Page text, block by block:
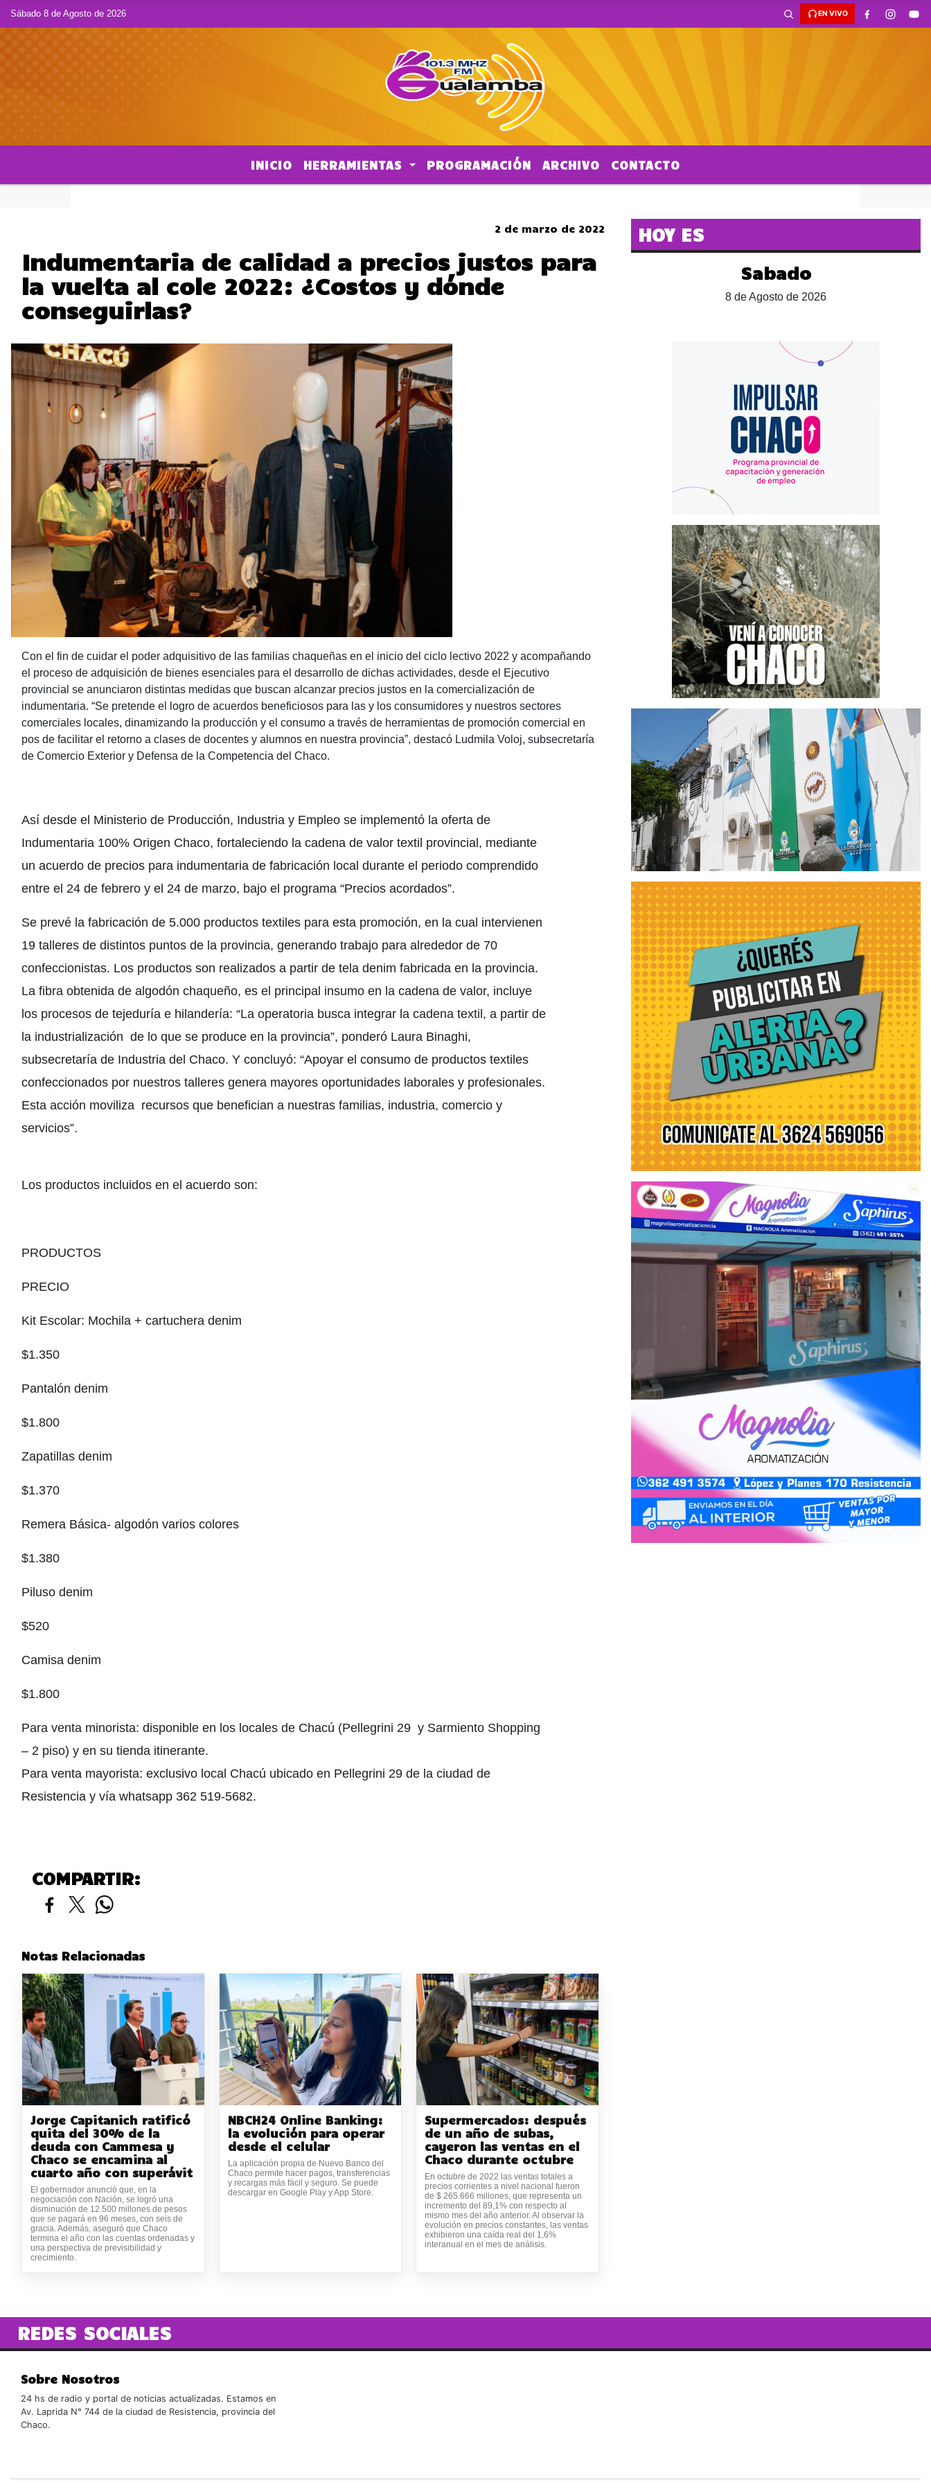
Sábado 8 de Agosto de 2026 EN VIVO
INICIO HERRAMIENTAS PROGRAMACIÓN ARCHIVO CONTACTO
2 de marzo de 2022
Indumentaria de calidad a precios justos para
la vuelta al cole 2022: ¿Costos y dónde
conseguirlas?
Con el fin de cuidar el poder adquisitivo de las familias chaqueñas en el inicio del ciclo lectivo 2022 y acompañando
el proceso de adquisición de bienes esenciales para el desarrollo de dichas actividades, desde el Ejecutivo
provincial se anunciaron distintas medidas que buscan alcanzar precios justos en la comercialización de
indumentaria. “Se pretende el logro de acuerdos beneficiosos para las y los consumidores y nuestros sectores
comerciales locales, dinamizando la producción y el consumo a través de herramientas de promoción comercial en
pos de facilitar el retorno a clases de docentes y alumnos en nuestra provincia”, destacó Ludmila Voloj, subsecretaría
de Comercio Exterior y Defensa de la Competencia del Chaco.
Así desde el Ministerio de Producción, Industria y Empleo se implementó la oferta de
Indumentaria 100% Origen Chaco, fortaleciendo la cadena de valor textil provincial, mediante
un acuerdo de precios para indumentaria de fabricación local durante el periodo comprendido
entre el 24 de febrero y el 24 de marzo, bajo el programa “Precios acordados”.
Se prevé la fabricación de 5.000 productos textiles para esta promoción, en la cual intervienen
19 talleres de distintos puntos de la provincia, generando trabajo para alrededor de 70
confeccionistas. Los productos son realizados a partir de tela denim fabricada en la provincia.
La fibra obtenida de algodón chaqueño, es el principal insumo en la cadena de valor, incluye
los procesos de tejeduría e hilandería: “La operatoria busca integrar la cadena textil, a partir de
la industrialización de lo que se produce en la provincia”, ponderó Laura Binaghi,
subsecretaría de Industria del Chaco. Y concluyó: “Apoyar el consumo de productos textiles
confeccionados por nuestros talleres genera mayores oportunidades laborales y profesionales.
Esta acción moviliza recursos que benefician a nuestras familias, industria, comercio y
servicios”.
Los productos incluidos en el acuerdo son:
PRODUCTOS
PRECIO
Kit Escolar: Mochila + cartuchera denim
$1.350
Pantalón denim
$1.800
Zapatillas denim
$1.370
Remera Básica- algodón varios colores
$1.380
Piluso denim
$520
Camisa denim
$1.800
Para venta minorista: disponible en los locales de Chacú (Pellegrini 29 y Sarmiento Shopping
– 2 piso) y en su tienda itinerante.
Para venta mayorista: exclusivo local Chacú ubicado en Pellegrini 29 de la ciudad de
Resistencia y vía whatsapp 362 519-5682.
COMPARTIR:
Notas Relacionadas
Jorge Capitanich ratificó
quita del 30% de la
deuda con Cammesa y
Chaco se encamina al
cuarto año con superávit
El gobernador anunció que, en la
negociación con Nación, se logró una
disminución de 12.500 millones de pesos
que se pagará en 96 meses, con seis de
gracia. Además, aseguró que Chaco
termina el año con las cuentas ordenadas y
una perspectiva de previsibilidad y
crecimiento.
NBCH24 Online Banking:
la evolución para operar
desde el celular
La aplicación propia de Nuevo Banco del
Chaco permite hacer pagos, transferencias
y recargas más fácil y seguro. Se puede
descargar en Google Play y App Store.
Supermercados: después
de un año de subas,
cayeron las ventas en el
Chaco durante octubre
En octubre de 2022 las ventas totales a
precios corrientes a nivel nacional fueron
de $ 265.666 millones, que representa un
incremento del 89,1% con respecto al
mismo mes del año anterior. Al observar la
evolución en precios constantes, las ventas
exhibieron una caída real del 1,6%
interanual en el mes de análisis.
HOY ES
Sabado
8 de Agosto de 2026
REDES SOCIALES
Sobre Nosotros
24 hs de radio y portal de noticias actualizadas. Estamos en
Av. Laprida N° 744 de la ciudad de Resistencia, provincia del
Chaco.